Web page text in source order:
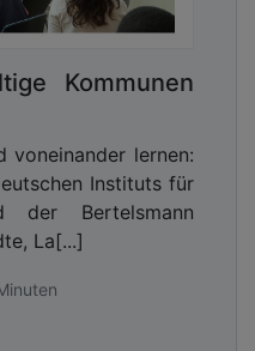
des Böblinger
nachhaltig die
Doch damit enden
nicht, wie
AutomationSystems
Automationslösungen
ermöglicht eine
Kommunen
voneinander lernen:
Instituts für
der Bertelsmann
La[...]